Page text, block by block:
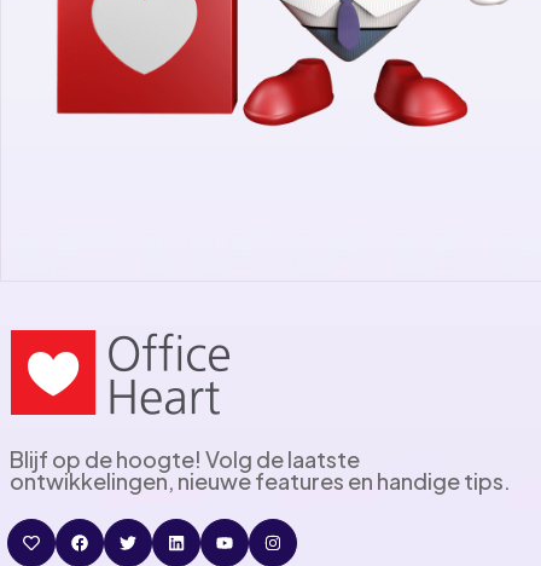
Blijf op de hoogte! Volg de laatste
ontwikkelingen, nieuwe features en handige tips.